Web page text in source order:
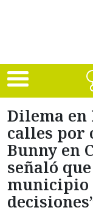
Dilema en
calles por
Bunny en
señaló
municipio